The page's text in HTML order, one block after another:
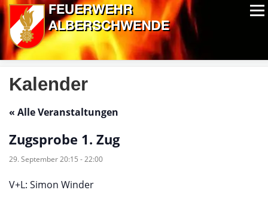
Zum
Inhalt
springen
Menü
ALPIN-NASSWETTBEWERB MITGLIEDER
Kalender
« Alle Veranstaltungen
Zugsprobe 1. Zug
29. September 20:15 -22:00
V+L: Simon Winder